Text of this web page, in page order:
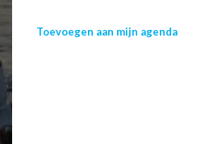
Toevoegen aan mijn agenda